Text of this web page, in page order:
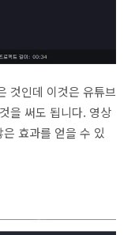
것인데 이것은 유튜브
을 써도 됩니다. 영상
효과를 얻을 수 있